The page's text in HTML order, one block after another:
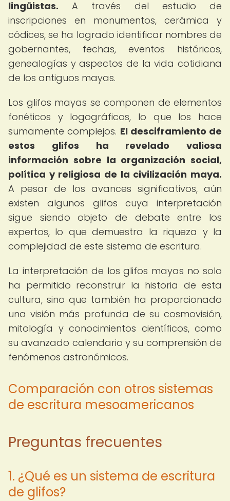
lingüistas. A través del estudio de
inscripciones en monumentos, cerámica y
códices, se ha logrado identificar nombres de
gobernantes, fechas, eventos históricos,
genealogías y aspectos de la vida cotidiana
de los antiguos mayas.
Los glifos mayas se componen de elementos
fonéticos y logográficos, lo que los hace
sumamente complejos. El desciframiento de
estos glifos ha revelado valiosa
información sobre la organización social,
política y religiosa de la civilización maya.
A pesar de los avances significativos, aún
existen algunos glifos cuya interpretación
sigue siendo objeto de debate entre los
expertos, lo que demuestra la riqueza y la
complejidad de este sistema de escritura.
La interpretación de los glifos mayas no solo
ha permitido reconstruir la historia de esta
cultura, sino que también ha proporcionado
una visión más profunda de su cosmovisión,
mitología y conocimientos científicos, como
su avanzado calendario y su comprensión de
fenómenos astronómicos.
Comparación con otros sistemas
de escritura mesoamericanos
Preguntas frecuentes
1. ¿Qué es un sistema de escritura
de glifos?